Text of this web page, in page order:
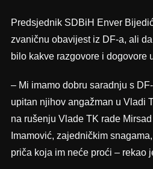
Predsjednik SDBiH Enver
zvaničnu obavijest iz DF-a, ali
bilo kakve razgovore i dogovore
– Mi imamo dobru saradnju s
upitan njihov angažman u Vladi
na rušenju Vlade TK rade
Imamović, zajedničkim
priča koja im neće proći – rekao